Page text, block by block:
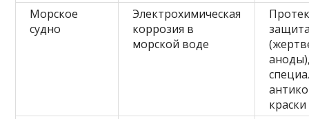
Морское
судно
Электрохимическая
коррозия в
морской воде
краски